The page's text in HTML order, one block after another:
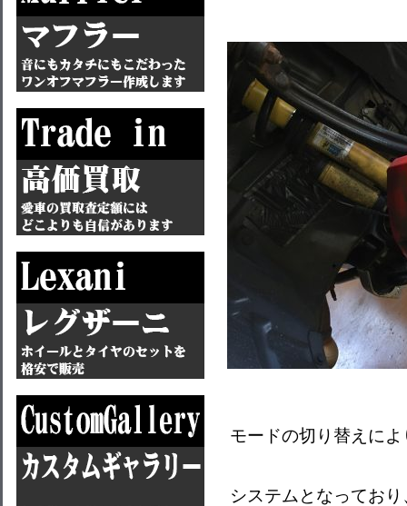
モードの切り替えに
システムとなってお